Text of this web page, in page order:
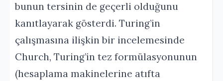
bunun tersinin de geçerli olduğunu
kanıtlayarak gösterdi. Turing’in
çalışmasına ilişkin bir incelemesinde
Church, Turing’in tez formülasyonunun
(hesaplama makinelerine atıfta